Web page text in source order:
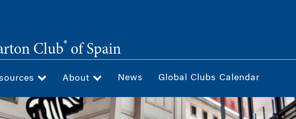
Club® of Spain
About News Global Clubs Calendar